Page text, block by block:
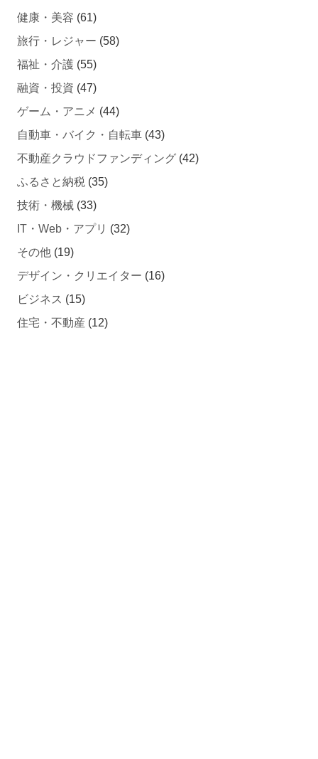
旅行・レジャー
福祉・介護(55)
融資・投資 (47)
ゲーム・アニメ
自動車・バイク・自転車
不動産クラウドファンディング
ふるさと納税 (35)
技術・機械(33)
IT・Web・アプリ
その他(19)
デザイン・クリエイター
ビジネス (15)
住宅・不動産